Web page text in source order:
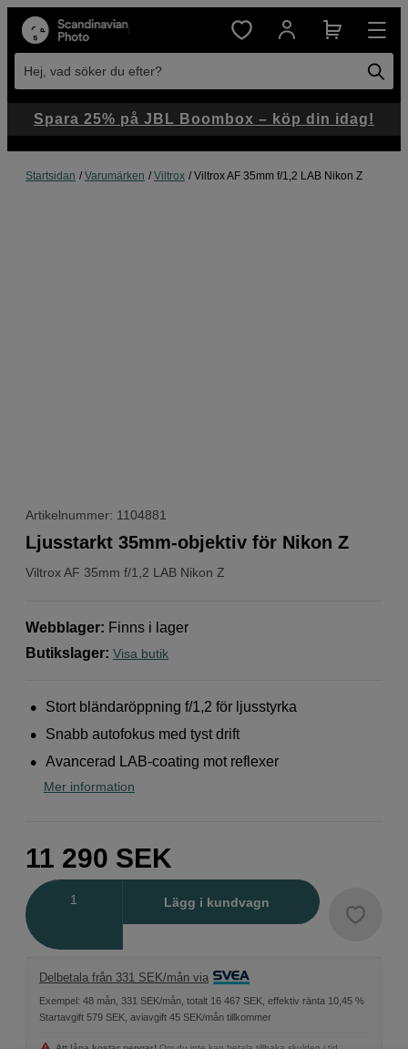
Hej, vad söker du efter?
Startsidan Varumärken Viltrox Viltrox AF 35mm f/1,2 LAB Nikon Z
Artikelnummer: 1104881
ViltroxAF 35mm f/1,2 LAB Nikon Z
Ljusstarkt 35mm-objektiv för Nikon Z
Webblager: Finns i lager
Butikslager: Visa butik
Stort bländaröppning f/1,2 för ljusstyrka
Snabb autofokus med tyst drift
Avancerad LAB-coating mot reflexer
Mer information
11 290 SEK
Lägg i kundvagn
Delbetala från 331 SEK/mån via
Exempel: 48 mån, 331 SEK/mån, totalt 16 467 SEK, effektiv ränta 10,45 %
Startavgift 579 SEK, aviavgift 45 SEK/mån tillkommer
Spara 25% på JBL Boombox – köp din idag!